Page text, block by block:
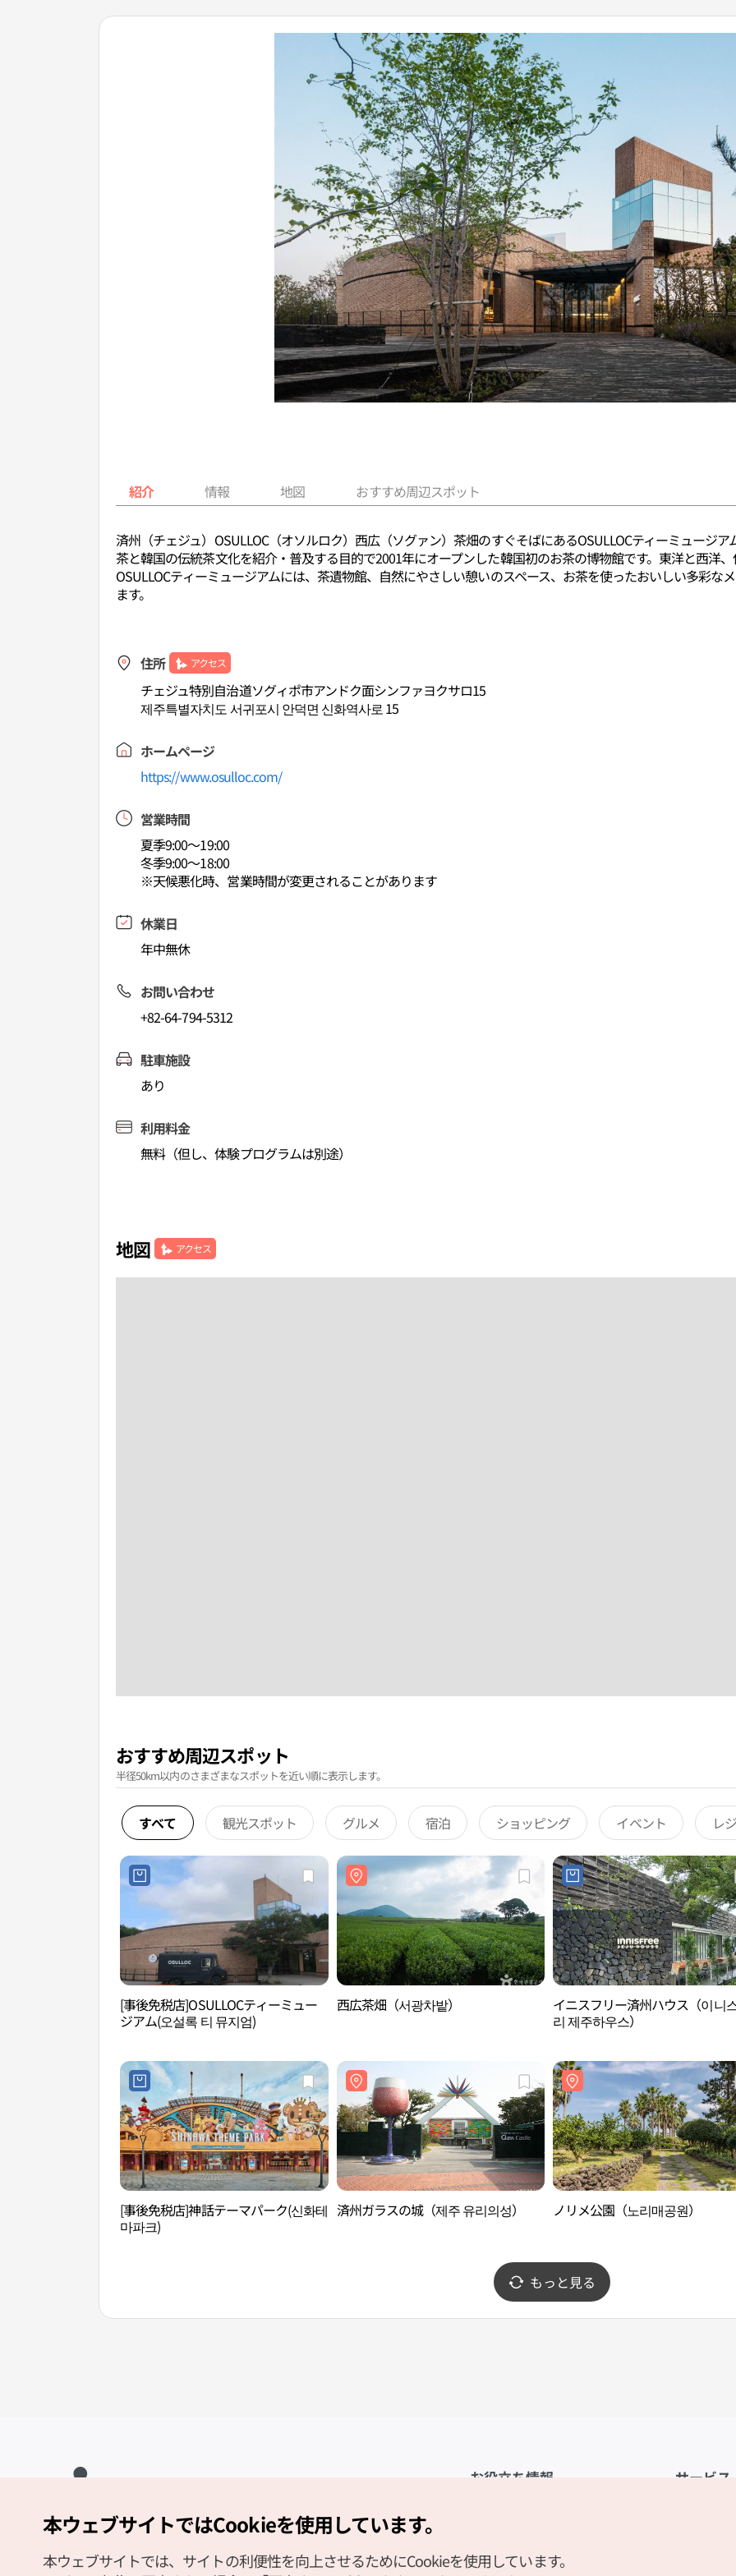
紹介 情報 地図 おすすめ周辺スポット
済州（チェジュ）OSULLOC（オソルロク）西広（ソグァン）茶畑のすぐそばにあるOSULLOCティーミュージ
茶と韓国の伝統茶文化を紹介・普及する目的で2001年にオープンした韓国初のお茶の博物館です。東洋と西洋
OSULLOCティーミュージアムには、茶遺物館、自然にやさしい憩いのスペース、お茶を使ったおいしい多彩な
ます。
住所 アクセス
チェジュ特別自治道ソグィポ市アンドク面シンファヨクサロ15
제주특별자치도 서귀포시 안덕면 신화역사로 15
ホームページ
https://www.osulloc.com/
営業時間
夏季9:00～19:00
冬季9:00～18:00
※天候悪化時、営業時間が変更されることがあります
休業日
年中無休
お問い合わせ
+82-64-794-5312
駐車施設
あり
利用料金
無料（但し、体験プログラムは別途）
地図 アクセス
おすすめ周辺スポット
半径50km以内のさまざまなスポットを近い順に表示します。
すべて 観光スポット グルメ 宿泊 ショッピング イベント レ
[事後免税店]OSULLOCティーミュー
ジアム(오설록 티 뮤지엄)
西広茶畑（서광차밭）
イニスフリー済州ハウス（이니
리 제주하우스）
[事後免税店]神話テーマパーク(신화테
마파크)
済州ガラスの城（제주 유리의성） ノリメ公園（노리매공원）
もっと見る
お役立ち情報
観光資料ダウンロード
サービス
Copyright (c) Korea Tourism Organization All Rights Reserved.
サイトエラー報告
公式メール
本ウェブサイトではCookieを使用しています。
本ウェブサイトでは、サイトの利便性を向上させるためにCookieを使用しています。